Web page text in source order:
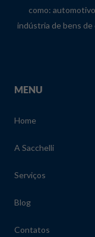
como:
indústria de bens de
MENU
Home
A Sacchelli
Serviços
Blog
Contatos